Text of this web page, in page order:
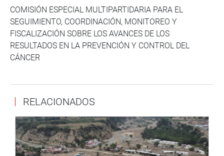
COMISIÓN ESPECIAL MULTIPARTIDARIA PARA EL
SEGUIMIENTO, COORDINACIÓN, MONITOREO Y
FISCALIZACIÓN SOBRE LOS AVANCES DE LOS
RESULTADOS EN LA PREVENCIÓN Y CONTROL DEL
CÁNCER
RELACIONADOS